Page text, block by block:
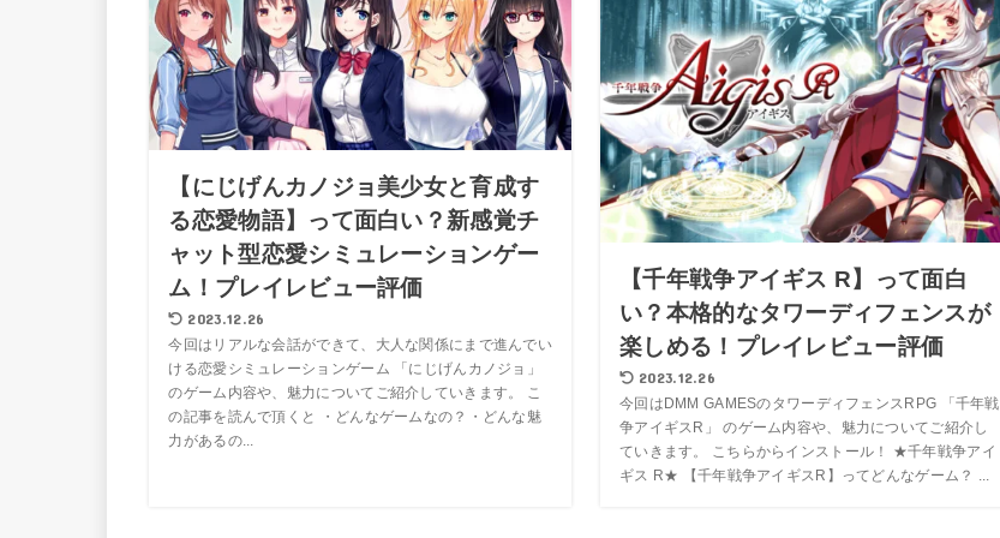
【にじげんカノジョ美少女と育成す
る恋愛物語】って面白い？新感覚チ
ャット型恋愛シミュレーションゲー
ム！プレイレビュー評価
2023.12.26
今回はリアルな会話ができて、大人な関係にまで進んでい
ける恋愛シミュレーションゲーム 「にじげんカノジョ」
のゲーム内容や、魅力についてご紹介していきます。 こ
の記事を読んで頂くと ・どんなゲームなの？・どんな魅
力があるの...
【千年戦争アイギス R】って面白
い？本格的なタワーディフェンスが
楽しめる！プレイレビュー評価
2023.12.26
今回はDMM GAMESのタワーディフェンスRPG 「千年戦
争アイギスR」 のゲーム内容や、魅力についてご紹介し
ていきます。 こちらからインストール！ ★千年戦争アイ
ギス R★ 【千年戦争アイギスR】ってどんなゲーム？ ...